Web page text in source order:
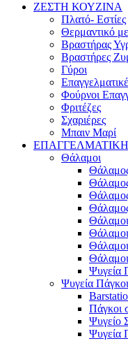
ΖΕΣΤΗ ΚΟΥΖΙΝΑ
Πλατό- Εστίες
Θερμαντικό
Βραστήρας
Βραστήρες
Γύροι
Φούρνοι
Φριτέζες
Σχαριέρες
Μπαιν Μαρί
Θάλαμοι
Ψυγεία
Ψυγεία Πάγκοι
Πάγκοι
Ψυγείο
Ψυγεία